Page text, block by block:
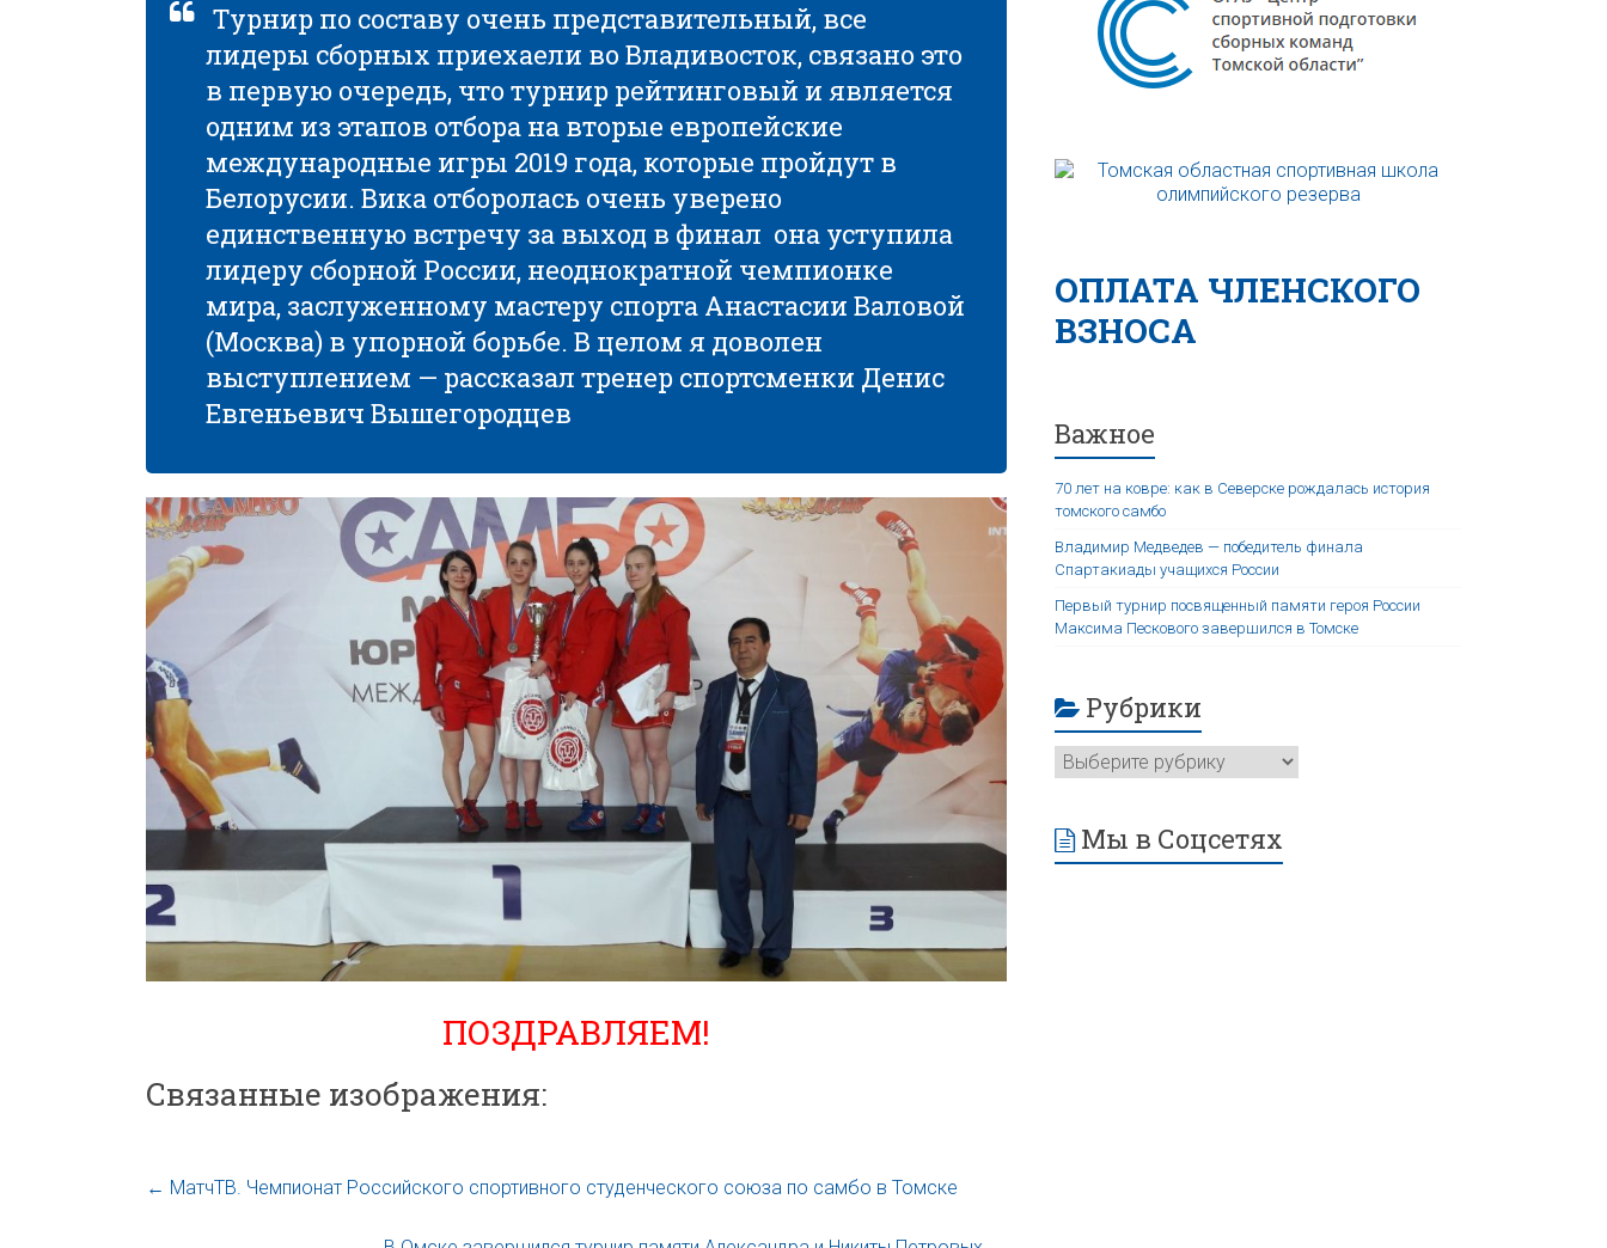
Турнир по составу очень представительный, все
лидеры сборных приехаели во Владивосток, связано это
в первую очередь, что турнир рейтинговый и является
одним из этапов отбора на вторые европейские
международные игры 2019 года, которые пройдут в
Белорусии. Вика отборолась очень уверено
единственную встречу за выход в финал она уступила
лидеру сборной России, неоднократной чемпионке
мира, заслуженному мастеру спорта Анастасии Валовой
(Москва) в упорной борьбе. В целом я доволен
выступлением — рассказал тренер спортсменки Денис
Евгеньевич Вышегородцев
ПОЗДРАВЛЯЕМ!
Связанные изображения:
← МатчТВ. Чемпионат Российского спортивного студенческого союза по самбо в Томске
ОПЛАТА ЧЛЕНСКОГО
ВЗНОСА
Важное
70 лет на ковре: как в Северске рождалась история
томского самбо
Владимир Медведев — победитель финала
Спартакиады учащихся России
Первый турнир посвященный памяти героя России
Максима Пескового завершился в Томске
Рубрики
Мы в Соцсетях